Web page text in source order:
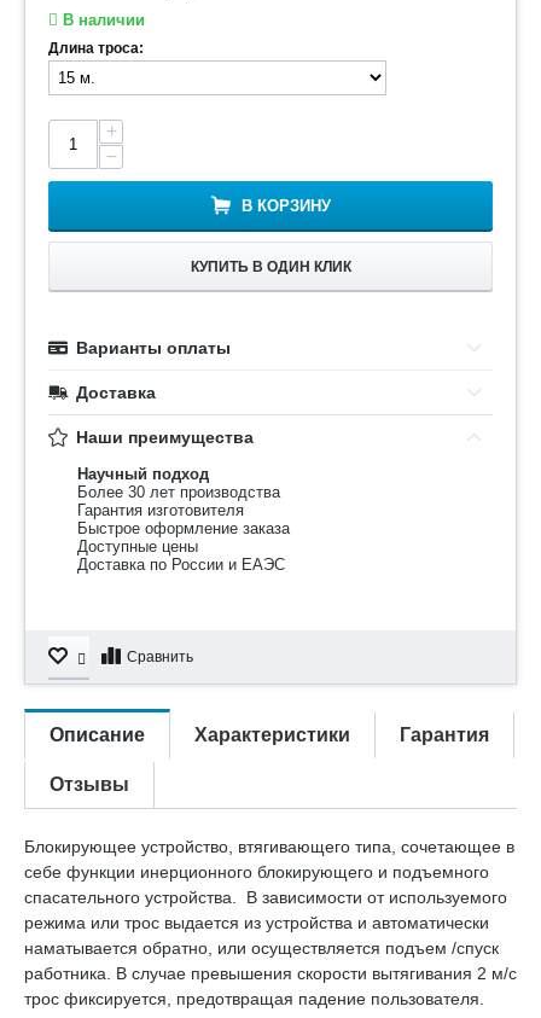
В наличии
Длина троса:
+
−
В КОРЗИНУ
КУПИТЬ В ОДИН КЛИК
Варианты оплаты
Доставка
Наши преимущества
Научный подход
Более 30 лет производства
Гарантия изготовителя
Быстрое оформление заказа
Доступные цены
Доставка по России и ЕАЭС
Сравнить
Описание Характеристики Гарантия
Отзывы
Блокирующее устройство, втягивающего типа, сочетающее в
себе функции инерционного блокирующего и подъемного
спасательного устройства. В зависимости от используемого
режима или трос выдается из устройства и автоматически
наматывается обратно, или осуществляется подъем /спуск
работника. В случае превышения скорости вытягивания 2 м/с
трос фиксируется, предотвращая падение пользователя.